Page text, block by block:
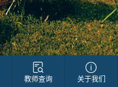
教师查询 关于我们